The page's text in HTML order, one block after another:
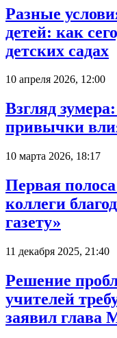
Разные
детей: как
детских садах
10 апреля 2026, 12:00
Взгляд
привычки
10 марта 2026, 18:17
Первая
коллеги
газету»
11 декабря 2025, 21:40
Решение
учителей
заявил глава